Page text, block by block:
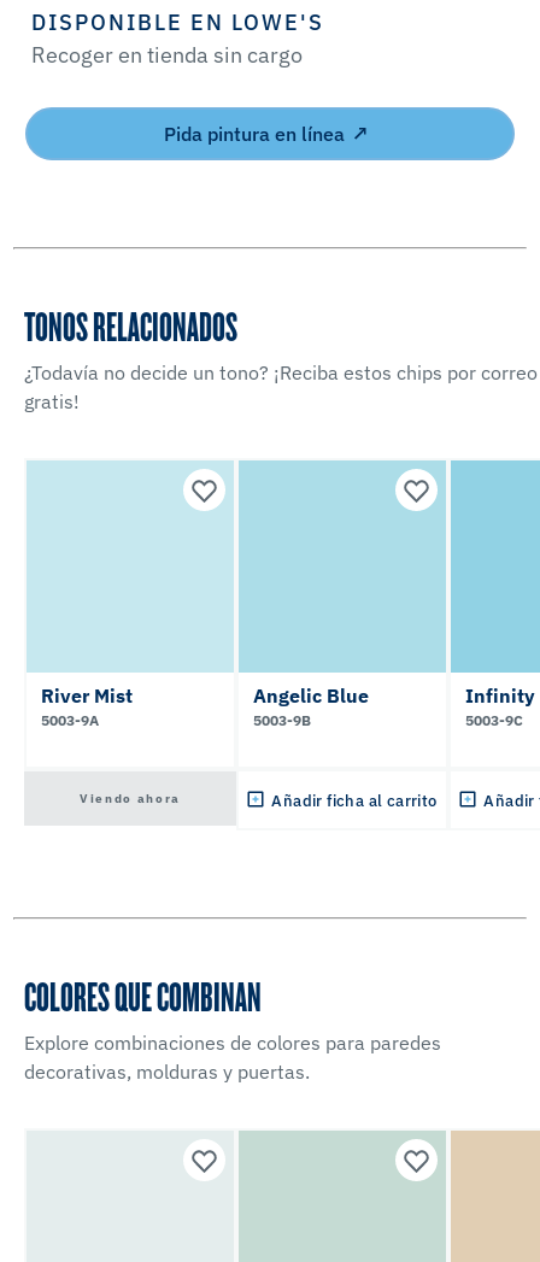
DISPONIBLE EN LOWE'S
Recoger en tienda sin cargo
Pida pintura en línea
TONOS RELACIONADOS
¿Todavía no decide un tono? ¡Reciba estos chips por correo
gratis!
River Mist
5003-9A
Viendo ahora
Angelic Blue
5003-9B
Añadir ficha al carrito
Infinity
5003-9C
Añadir
COLORES QUE COMBINAN
Explore combinaciones de colores para paredes
decorativas, molduras y puertas.